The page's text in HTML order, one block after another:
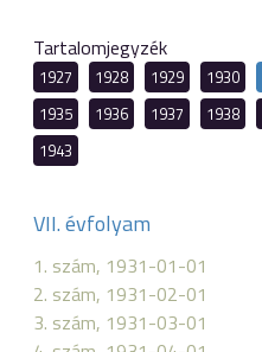
Tartalomjegyzék
1927 1928 1929 1930
1935
1936 1937 1938
1943
VII. évfolyam
1. szám, 1931-01-01
2. szám, 1931-02-01
3. szám, 1931-03-01